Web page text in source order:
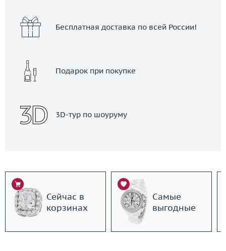
Бесплатная доставка по всей России!
Подарок при покупке
3D-тур по шоуруму
Сейчас в
корзинах
Самые
выгодные